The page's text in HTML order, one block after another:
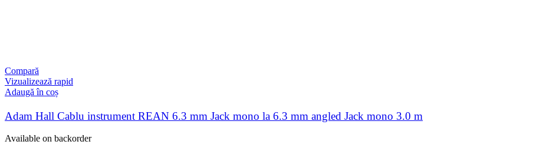
Compară
Vizualizează rapid
Adaugă în coș
Adam Hall Cablu instrument REAN 6.3 mm Jack mono la 6.3 mm angled Jack mono 3.0 m
Available on backorder